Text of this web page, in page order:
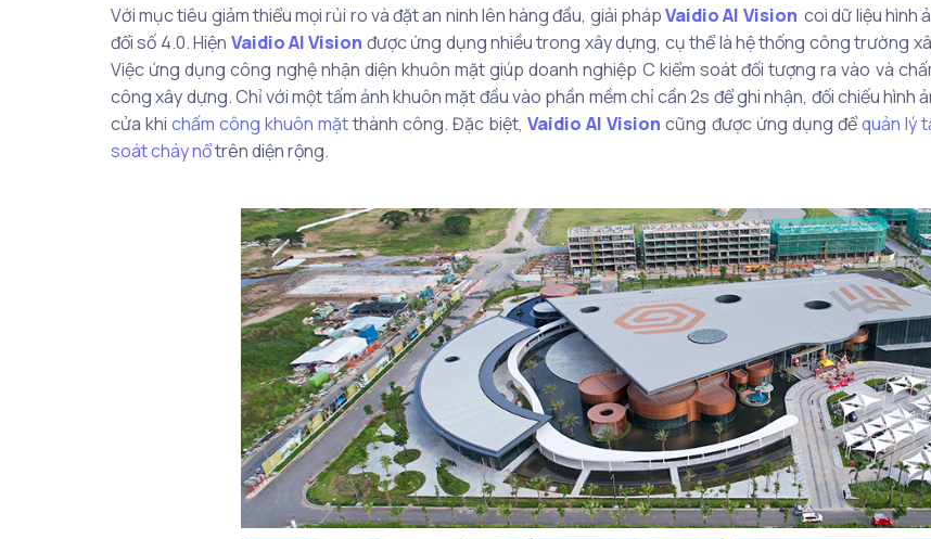
Với mục tiêu giảm thiểu mọi rủi ro và đặt an ninh lên hàng đầu, giải phápVaidio AI Vision coi dữ liệu hình
đổi số 4.0. Hiện Vaidio AI Vision được ứng dụng nhiều trong xây dựng, cụ thể là hệ thống công trường
Việc ứng dụng công nghệ nhận diện khuôn mặt giúp doanh nghiệp C kiểm soát đối tượng ra vào và
công xây dựng. Chỉ với một tấm ảnh khuôn mặt đầu vào phần mềm chỉ cần 2s để ghi nhận, đối chiếu
cửa khichấm công khuôn mặtthành công. Đặc biệt,Vaidio AI Vision cũng được ứng dụng đểquản lý
soát cháy nổtrên diện rộng.